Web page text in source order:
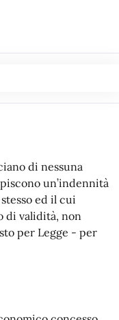
di nessuna
un’indennità
ed il cui
di validità, non
per Legge - per